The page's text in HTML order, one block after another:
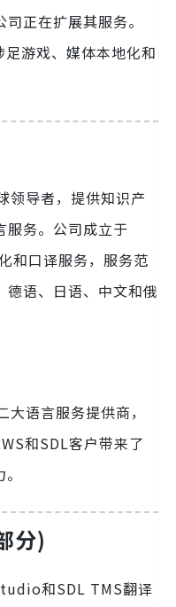
正在扩展其服务。
游戏、媒体本地化和
领导者，提供知识产
服务。公司成立于
和口译服务，服务范
德语、日语、中文和俄
语言服务提供商，
和SDL客户带来了
分)
和SDL TMS翻译